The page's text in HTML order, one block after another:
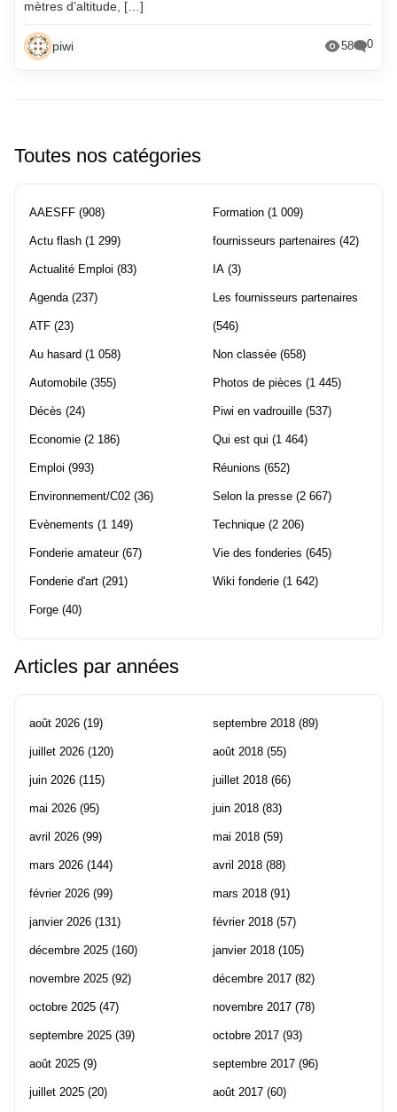
mètres d’altitude, […]
piwi 58 0
Toutes nos catégories
AAESFF (908)
Actu flash (1 299)
Actualité Emploi (83)
Agenda (237)
ATF (23)
Au hasard (1 058)
Automobile (355)
Décès (24)
Economie (2 186)
Emploi (993)
Environnement/C02 (36)
Evènements (1 149)
Fonderie amateur(67)
Fonderie d'art (291)
Forge (40)
Formation (1 009)
fournisseurs partenaires (42)
IA (3)
Les fournisseurs partenaires
(546)
Non classée (658)
Photos de pièces (1 445)
Piwi en vadrouille (537)
Qui est qui (1 464)
Réunions (652)
Selon la presse (2 667)
Technique (2 206)
Vie des fonderies (645)
Wiki fonderie (1 642)
Articles par années
août 2026 (19)
juillet 2026 (120)
juin 2026 (115)
mai 2026 (95)
avril 2026 (99)
mars 2026 (144)
février 2026 (99)
janvier 2026 (131)
décembre 2025 (160)
novembre 2025 (92)
octobre 2025 (47)
septembre 2025 (39)
août 2025 (9)
juillet 2025 (20)
septembre 2018 (89)
août 2018 (55)
juillet 2018 (66)
juin 2018 (83)
mai 2018 (59)
avril 2018 (88)
mars 2018 (91)
février 2018 (57)
janvier 2018 (105)
décembre 2017 (82)
novembre 2017 (78)
octobre 2017 (93)
septembre 2017 (96)
août 2017 (60)